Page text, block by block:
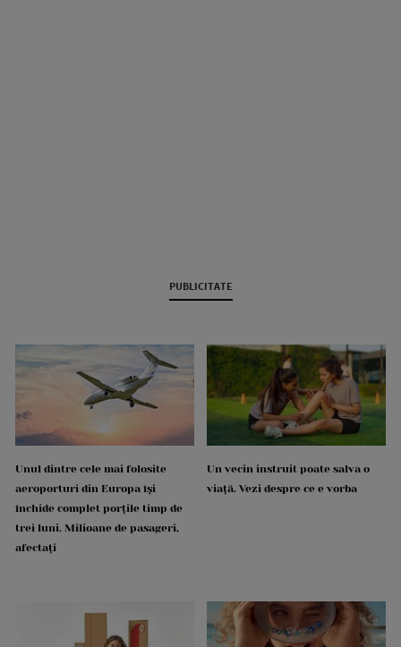
PUBLICITATE
Unul dintre cele mai folosite
aeroporturi din Europa își
închide complet porțile timp de
trei luni. Milioane de pasageri,
afectați
Un vecin instruit poate salva o
viață. Vezi despre ce e vorba